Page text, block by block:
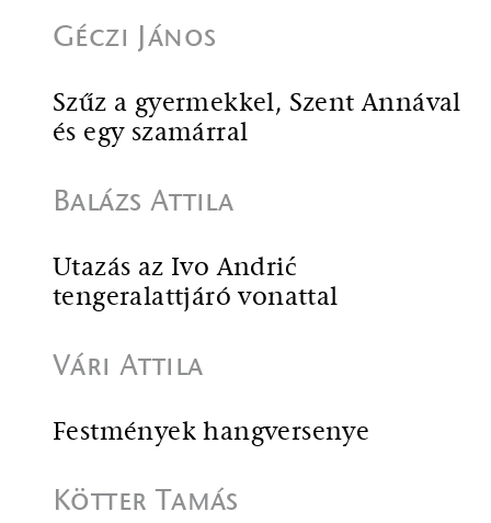
Géczi János
Szűz a gyermekkel, Szent Annával
és egy szamárral
Balázs Attila
Utazás az Ivo Andrić
tengeralattjáró vonattal
Vári Attila
Festmények hangversenye
Kötter Tamás